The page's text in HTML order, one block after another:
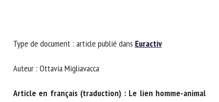
Type de document : article publié dans Euractiv
Auteur : Ottavia Migliavacca
Article en français (traduction) : Le lien homme-
Prénom *